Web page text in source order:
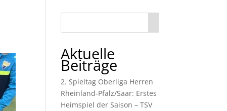
Aktuelle
Beiträge
2. Spieltag Oberliga Herren
Rheinland-Pfalz/Saar: Erstes
Heimspiel der Saison – TSV